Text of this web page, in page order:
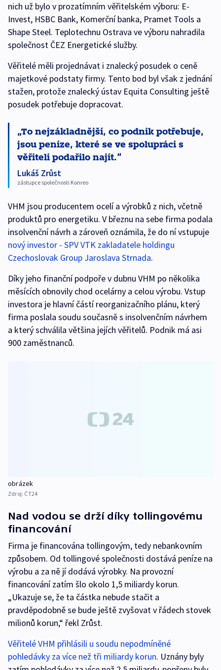
nich už bylo v prozatímním věřitelském výboru: E-
Invest, HSBC Bank, Komerční banka, Pramet Tools a
Shape Steel. Teplotechnu Ostrava ve výboru nahradila
společnost ČEZ Energetické služby.
Věřitelé měli projednávat i znalecký posudek o ceně
majetkové podstaty firmy. Tento bod byl však z jednání
stažen, protože znalecký ústav Equita Consulting ještě
posudek potřebuje dopracovat.
To nejzákladnější, co podnik potřebuje,
jsou peníze, které se ve spolupráci s
věřiteli podařilo najít.
Lukáš Zrůst
zástupce společnosti Konreo
VHM jsou producentem ocelí a výrobků z nich, včetně
produktů pro energetiku. V březnu na sebe firma podala
insolvenční návrh a zároveň oznámila, že do ní vstupuje
nový investor - SPV VTK zakladatele holdingu
Czechoslovak Group Jaroslava Strnada.
Díky jeho finanční podpoře v dubnu VHM po několika
měsících obnovily chod ocelárny a celou výrobu. Vstup
investora je hlavní částí reorganizačního plánu, který
firma poslala soudu současně s insolvenčním návrhem
a který schválila většina jejích věřitelů. Podnik má asi
900 zaměstnanců.
obrázek
Zdroj: ČT24
Nad vodou se drží díky tollingovému
financování
Firma je financována tollingovým, tedy nebankovním
způsobem. Od tollingové společnosti dostává peníze na
výrobu a za ně jí dodává výrobky. Na provozní
financování zatím šlo okolo 1,5 miliardy korun.
„Ukazuje se, že ta částka nebude stačit a
pravděpodobně se bude ještě zvyšovat v řádech stovek
milionů korun,“ řekl Zrůst.
Věřitelé VHM přihlásili u soudu nepodmíněné
pohledávky za více než tři miliardy korun. Uznány byly